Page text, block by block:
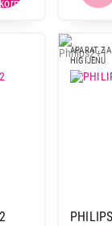
APARAT
HIGIJENU